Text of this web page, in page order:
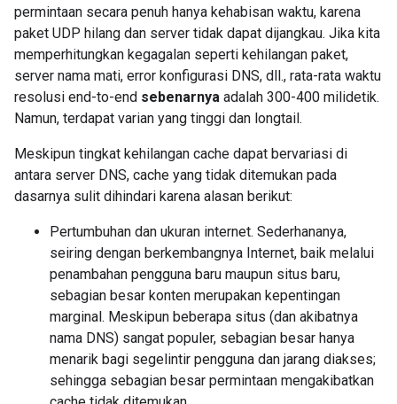
permintaan secara penuh hanya kehabisan waktu, karena
paket UDP hilang dan server tidak dapat dijangkau. Jika kita
memperhitungkan kegagalan seperti kehilangan paket,
server nama mati, error konfigurasi DNS, dll., rata-rata waktu
resolusi end-to-end sebenarnya adalah 300-400 milidetik.
Namun, terdapat varian yang tinggi dan longtail.
Meskipun tingkat kehilangan cache dapat bervariasi di
antara server DNS, cache yang tidak ditemukan pada
dasarnya sulit dihindari karena alasan berikut:
Pertumbuhan dan ukuran internet. Sederhananya,
seiring dengan berkembangnya Internet, baik melalui
penambahan pengguna baru maupun situs baru,
sebagian besar konten merupakan kepentingan
marginal. Meskipun beberapa situs (dan akibatnya
nama DNS) sangat populer, sebagian besar hanya
menarik bagi segelintir pengguna dan jarang diakses;
sehingga sebagian besar permintaan mengakibatkan